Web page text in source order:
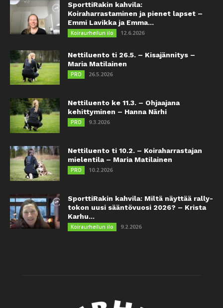
SporttiRakin kahvila:
Koiraharrastaminen ja pienet lapset –
Emmi Lavikka ja Emma...
Koiraurheilun ilo 12.6.2026
Nettiluento ti 26.5. – Kisajännitys –
Maria Matilainen
PRO 26.5.2026
Nettiluento ke 11.3. – Ohjaajana
kehittyminen – Hanna Närhi
PRO 9.3.2026
Nettiluento ti 10.2. – Koiraharrastajan
mielentila – Maria Matilainen
PRO 10.2.2026
SporttiRakin kahvila: Miltä näyttää rally-
tokon uusi sääntövuosi 2026? – Krista
Karhu...
Koiraurheilun ilo 9.2.2026